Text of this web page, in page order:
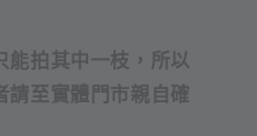
能拍其中一枝，所以
請至實體門市親自確